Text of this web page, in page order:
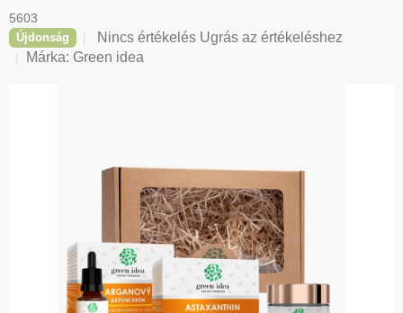
5603
Újdonság
A
termék
csillag.
Nincs értékelés Ugrás az értékeléshez
Márka: Green idea